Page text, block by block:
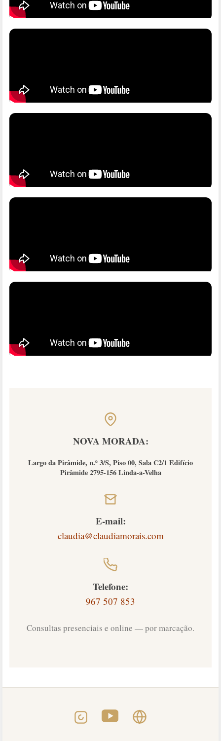
NOVA MORADA:
Largo da Pirâmide, n.º 3/S, Piso 00, Sala C2/1 Edifício
Pirâmide 2795-156 Linda-a-Velha
E-mail:
claudia@claudiamorais.com
Telefone:
967 507 853
Consultas presenciais e online — por marcação.